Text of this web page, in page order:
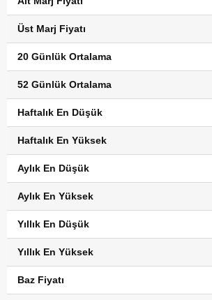
Üst Marj Fiyatı
20 Günlük Ortalama
52 Günlük Ortalama
Haftalık En Düşük
Haftalık En Yüksek
Aylık En Düşük
Aylık En Yüksek
Yıllık En Düşük
Yıllık En Yüksek
Baz Fiyatı